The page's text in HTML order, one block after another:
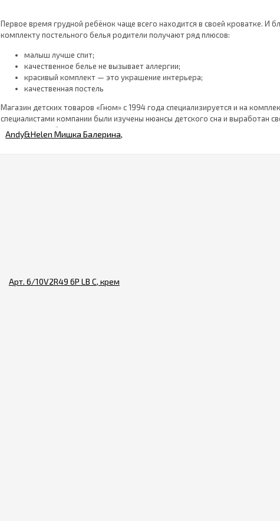
Первое время грудной ребёнок чаще всего находится в своей кроватке. И
комплекту постельного белья родители получают ряд плюсов:
малыш лучше спит;
качественное белье не вызывает аллергии;
красивый комплект — это украшение интерьера;
качественная постель
Магазин детских товаров «Гном» с 1994 года специализируется и на
специалистами компании были изучены нюансы детского сна и выработан
созданию дизайна.